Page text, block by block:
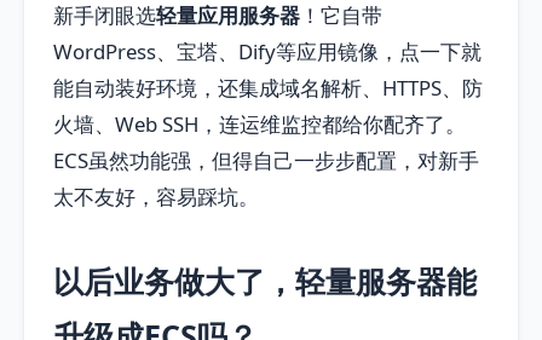
新手闭眼选轻量应用服务器 ！它自带
WordPress、宝塔、Dify等应用镜像，点一下就
能自动装好环境，还集成域名解析、HTTPS、防
火墙、Web SSH，连运维监控都给你配齐了。
ECS虽然功能强，但得自己一步步配置，对新手
太不友好，容易踩坑。
以后业务做大了，轻量服务器能